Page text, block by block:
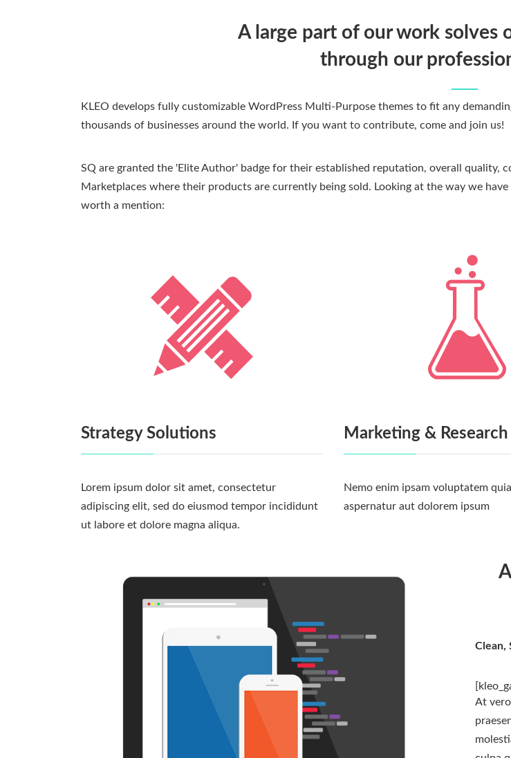
A large part of our work solves
through our
KLEO develops fully customizable WordPress Multi-Purpose themes to fit any
thousands of businesses around the world. If you want to contribute, come and join us!
SQ are granted the 'Elite Author' badge for their established reputation, overall quality,
Marketplaces where their products are currently being sold. Looking at the way we
worth a mention:
Strategy Solutions
Lorem ipsum dolor sit amet, consectetur
adipiscing elit, sed do eiusmod tempor incididunt
ut labore et dolore magna aliqua.
Marketing & Research
Nemo enim ipsam voluptatem
aspernatur aut dolorem ipsum
Clean,
At